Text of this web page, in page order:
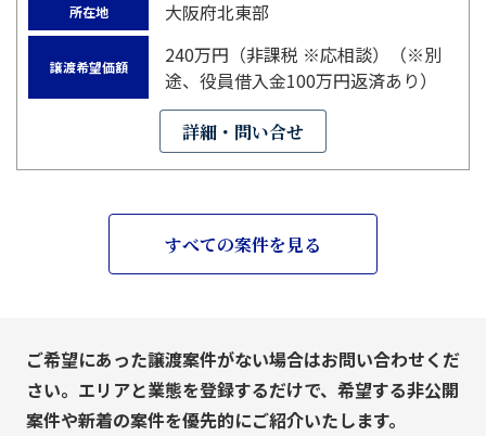
所在地 大阪府北東部
譲渡希望価額
240万円（非課税 ※応相談）（※別
途、役員借入金100万円返済あり）
詳細・問い合せ
すべての案件を見る
ご希望にあった譲渡案件がない場合はお問い合わせくだ
さい。エリアと業態を登録するだけで、希望する非公開
案件や新着の案件を優先的にご紹介いたします。